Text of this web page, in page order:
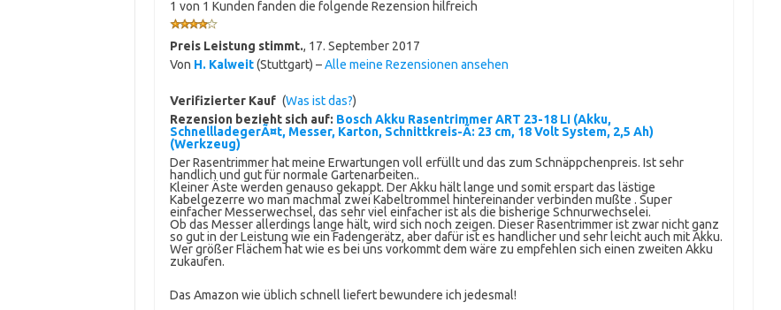
1 von 1 Kunden fanden die folgende Rezension hilfreich
Preis Leistung stimmt., 17. September 2017
Von H. Kalweit(Stuttgart) –Alle meine Rezensionen ansehen
Verifizierter Kauf (Was ist das?)
Rezension bezieht sich auf: Bosch Akku Rasentrimmer ART 23-18 LI (Akku,
SchnellladegerÃ¤t, Messer, Karton, Schnittkreis-Ã: 23 cm, 18 Volt System, 2,5 Ah)
(Werkzeug)
Der Rasentrimmer hat meine Erwartungen voll erfüllt und das zum Schnäppchenpreis. Ist sehr
handlich und gut für normale Gartenarbeiten..
Kleiner Äste werden genauso gekappt. Der Akku hält lange und somit erspart das lästige
Kabelgezerre wo man machmal zwei Kabeltrommel hintereinander verbinden mußte . Super
einfacher Messerwechsel, das sehr viel einfacher ist als die bisherige Schnurwechselei.
Ob das Messer allerdings lange hält, wird sich noch zeigen. Dieser Rasentrimmer ist zwar nicht ganz
so gut in der Leistung wie ein Fadengerätz, aber dafür ist es handlicher und sehr leicht auch mit Akku.
Wer größer Flächem hat wie es bei uns vorkommt dem wäre zu empfehlen sich einen zweiten Akku
zukaufen.
Das Amazon wie üblich schnell liefert bewundere ich jedesmal!